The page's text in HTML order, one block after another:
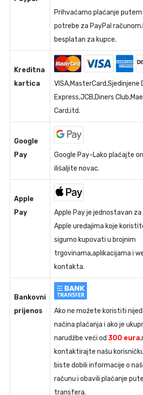
Prihvaćamo plaćanje
potrebe za PayPal
besplatan za kupce.
Kreditna
kartica
VISA,MasterCard,Sjedinjene
Express,JCB,Diners
Card,itd.
Google
Pay
Google Pay-Lako plaćajte
ilišaljite novac.
Apple
Pay
Apple Pay je jednostavan
Apple uređajima koje
sigurno kupovati u brojnim
trgovinama,aplikacijama i
kontakta.
Bankovni
prijenos
Ako ne možete koristiti
načina plaćanja i ako je
narudžbe veći od 300 eura
kontaktirajte našu
biste dobili informacije o
računu i obavili plaćanje
transfera.